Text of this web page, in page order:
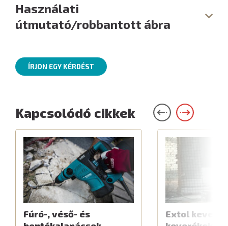
Használati
útmutató/robbantott ábra
ÍRJON EGY KÉRDÉST
Kapcsolódó cikkek
Fúró-, véső- és
Extol